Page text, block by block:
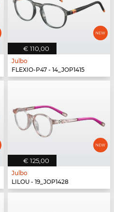
€ 110,00
Julbo
FLEXIO-P47 - 14_JOP1415
€ 125,00
Julbo
LILOU - 19_JOP1428